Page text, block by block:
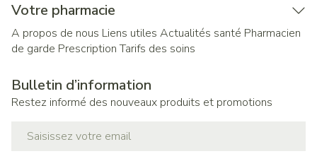
Votre pharmacie
A propos de nous Liens utiles Actualités santé Pharmacien
de garde Prescription Tarifs des soins
Bulletin d’information
Restez informé des nouveaux produits et promotions